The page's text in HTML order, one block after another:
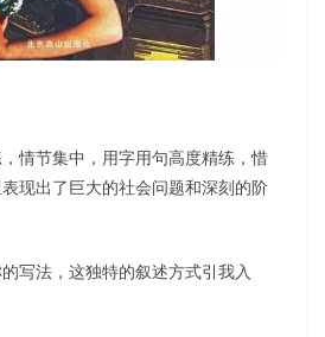
情节集中，用字用句高度精练，惜
现出了巨大的社会问题和深刻的阶
写法，这独特的叙述方式引我入